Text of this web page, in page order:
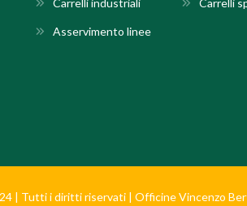
Asservimento linee
| Tutti i diritti riservati | Officine Vincenzo